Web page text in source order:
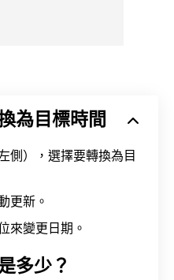
為目標時間
側），選擇要轉換為目
更新。
來變更日期。
多少？